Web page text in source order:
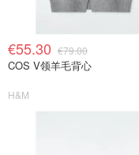
€55.30 €79.00
COS V领羊毛背心
H&M